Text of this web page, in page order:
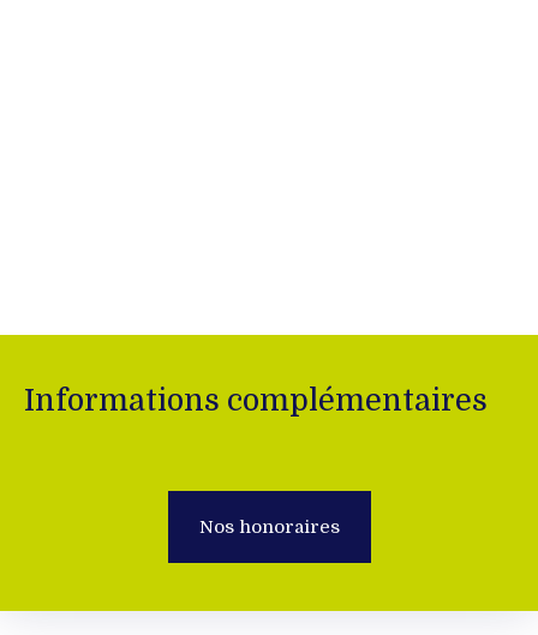
Informations complémentaires
Nos honoraires